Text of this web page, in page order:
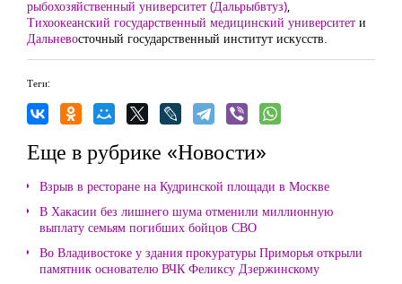
рыбохозяйственный университет (Дальрыбвтуз),
Тихоокеанский государственный медицинский университет и
Дальневосточный государственный институт искусств.
Теги:
Еще в рубрике «Новости»
Взрыв в ресторане на Кудринской площади в Москве
В Хакасии без лишнего шума отменили миллионную
выплату семьям погибших бойцов СВО
Во Владивостоке у здания прокуратуры Приморья открыли
памятник основателю ВЧК Феликсу Дзержинскому